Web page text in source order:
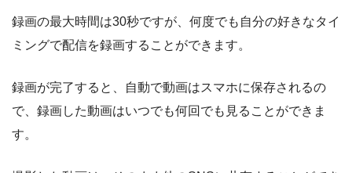
録画の最大時間は30秒ですが、何度でも自分の好きなタイ
ミングで配信を録画することができます。
録画が完了すると、自動で動画はスマホに保存されるの
で、録画した動画はいつでも何回でも見ることができま
す。